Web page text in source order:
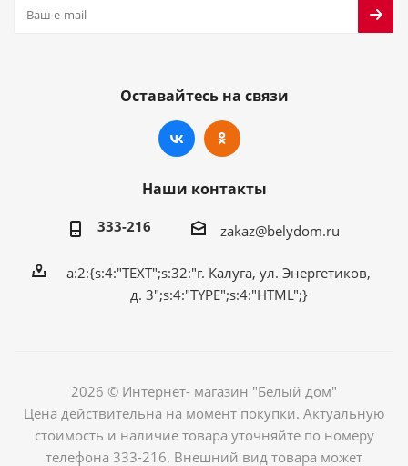
Оставайтесь на связи
Наши контакты
333-216 zakaz@belydom.ru
a:2:{s:4:"TEXT";s:32:"г. Калуга, ул. Энергетиков,
д. 3";s:4:"TYPE";s:4:"HTML";}
2026 © Интернет- магазин "Белый дом"
Цена действительна на момент покупки. Актуальную
стоимость и наличие товара уточняйте по номеру
телефона 333-216. Внешний вид товара может